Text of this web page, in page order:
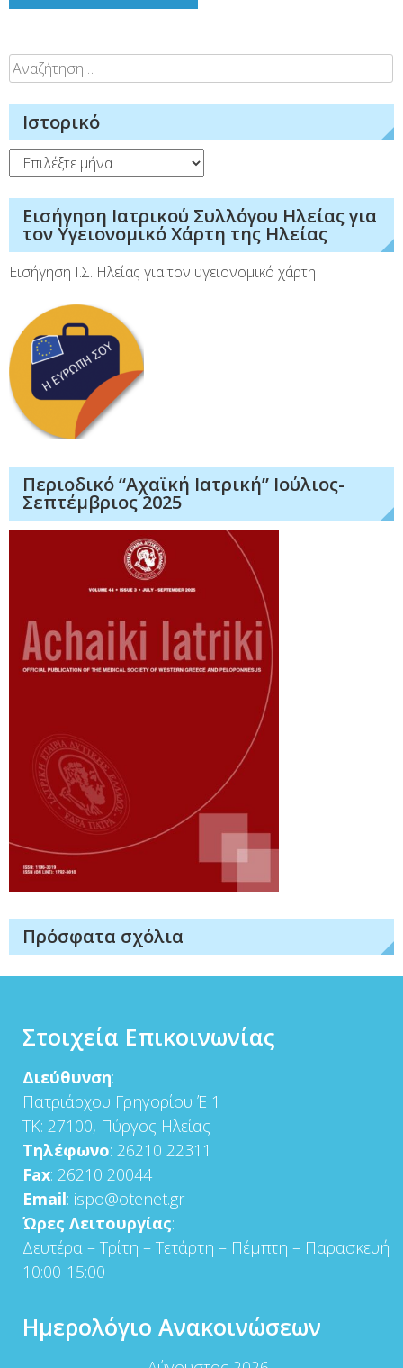
Αναζήτηση
για:
Ιστορικό
Ιστορικό
Εισήγηση Ιατρικού Συλλόγου Ηλείας για
τον Υγειονομικό Χάρτη της Ηλείας
Εισήγηση Ι.Σ. Ηλείας για τον υγειονομικό χάρτη
Περιοδικό “Αχαϊκή Ιατρική” Ιούλιος-
Σεπτέμβριος 2025
Πρόσφατα σχόλια
Στοιχεία Επικοινωνίας
Διεύθυνση:
Πατριάρχου Γρηγορίου Έ 1
ΤΚ: 27100, Πύργος Ηλείας
Τηλέφωνο: 26210 22311
Fax: 26210 20044
Email: ispo@otenet.gr
Ώρες Λειτουργίας:
Δευτέρα – Τρίτη – Τετάρτη – Πέμπτη – Παρασκευή
10:00-15:00
Ημερολόγιο Ανακοινώσεων